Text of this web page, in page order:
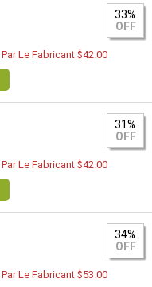
33%
OFF
Le Fabricant $42.00
31%
OFF
Le Fabricant $42.00
34%
OFF
Le Fabricant $53.00